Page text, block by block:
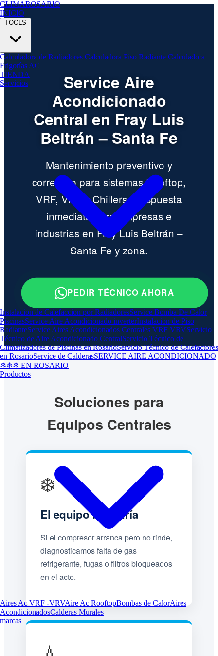
CLIMAROSARIO
INICIO
TOOLS
Calculadora de Radiadores Calculadora Piso Radiante Calculadora
Frigorías AC
TIENDA
Servicios
Instalacion de Calefaccion por RadiadoresService Bomba De Calor
PiscinasService Aire Acondicionado inverterInstalacion de Piso
RadianteService Aires Acondicionados Centrales VRF VRVServicio
Técnico de Aire Acondicionado CentralServicio Técnico de
Climatizadores de Piscinas en RosarioServicio Técnico de Calefactores
en RosarioService de CalderasSERVICE AIRE ACONDICIONADO
❄❄❄ EN ROSARIO
Productos
Aires Ac VRF -VRVAire Ac RooftopBombas de CalorAires
AcondicionadosCalderas Murales
marcas
Service Aire
Acondicionado
Central en Fray Luis
Beltrán – Santa Fe
Mantenimiento preventivo y
correctivo para sistemas Rooftop,
VRF, VRV y Chillers. Respuesta
inmediata para empresas e
industrias en Fray Luis Beltrán –
Santa Fe y zona.
PEDIR TÉCNICO AHORA
Soluciones para
Equipos Centrales
❄️
El equipo no enfría
Si el compresor arranca pero no rinde,
diagnosticamos falta de gas
refrigerante, fugas o filtros bloqueados
en el acto.